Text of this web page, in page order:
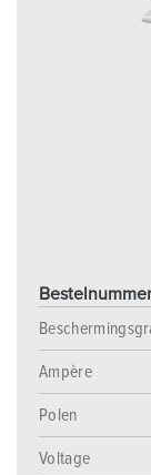
Ampère
Polen
Voltage